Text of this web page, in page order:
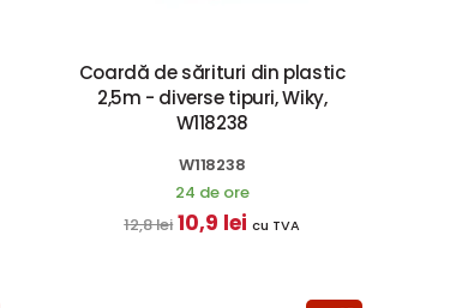
Coardă de sărituri din plastic
2,5m - diverse tipuri, Wiky,
W118238
W118238
24 de ore
12,8 lei 10,9 lei cu TVA